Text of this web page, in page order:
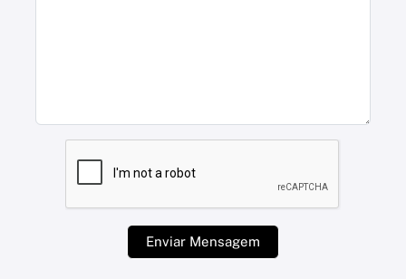
Enviar Mensagem